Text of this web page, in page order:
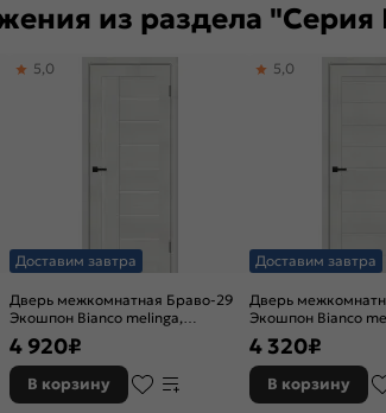
из раздела "Серия
Доставим завтра
Дверь межкомнатная Браво-29
Экошпон Bianco melinga,
остекленная, magic fog, царговая
5,0
4 920₽
В корзину
Доставим завтра
Дверь
Экошпон Bianco
декора, глухая, без
кромки, царговая
5,0
4 320₽
В корзину